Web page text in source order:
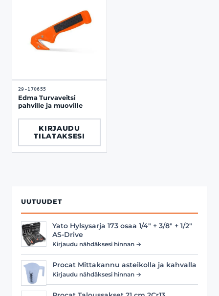
UUTUUDET
Yato Hylsysarja 173 osaa 1/4" + 3/8" + 1/2"
AS-Drive
Kirjaudu nähdäksesi hinnan →
Procat Mittakannu asteikolla ja kahvalla
Kirjaudu nähdäksesi hinnan →
29-170655
Edma Turvaveitsi
pahville ja muoville
KIRJAUDU
TILATAKSESI